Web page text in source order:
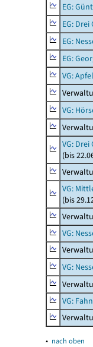
EG:
EG:
EG:
EG:
VG:
VG:
VG:
(bis
VG:
(bis
VG:
VG:
VG:
▴ nach oben